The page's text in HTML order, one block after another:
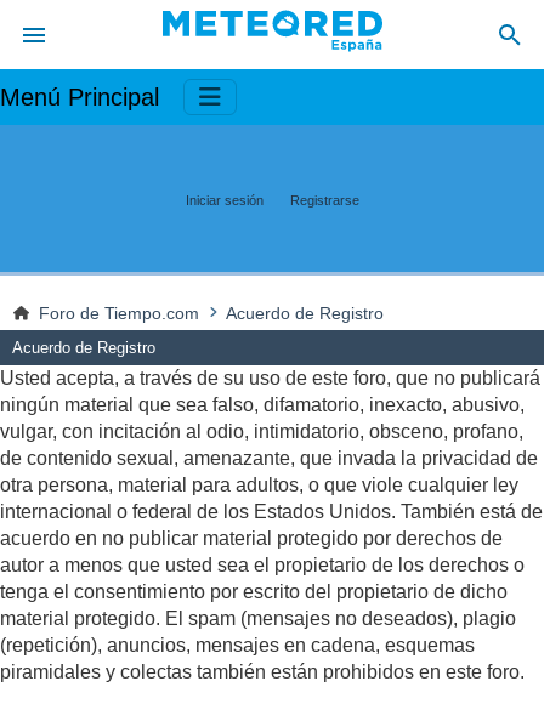
Menú Principal
Iniciar sesión Registrarse
Foro de Tiempo.com Acuerdo de Registro
Acuerdo de Registro
Usted acepta, a través de su uso de este foro, que no publicará
ningún material que sea falso, difamatorio, inexacto, abusivo,
vulgar, con incitación al odio, intimidatorio, obsceno, profano,
de contenido sexual, amenazante, que invada la privacidad de
otra persona, material para adultos, o que viole cualquier ley
internacional o federal de los Estados Unidos. También está de
acuerdo en no publicar material protegido por derechos de
autor a menos que usted sea el propietario de los derechos o
tenga el consentimiento por escrito del propietario de dicho
material protegido. El spam (mensajes no deseados), plagio
(repetición), anuncios, mensajes en cadena, esquemas
piramidales y colectas también están prohibidos en este foro.